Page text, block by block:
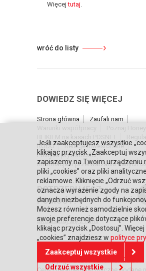
Więcejtutaj.
wróć do listy
DOWIEDZ SIĘ WIĘCEJ
Strona główna
Zaufali nam
RODO
Relacje inwestorskie
Polityka prywatności
Informacja o przetwarzaniu danych
POTRZEBUJESZ
POMOCY?
Skontaktuj się z nami
© Copyright 2026 Posnet Polska S.A.
Jeśli zaakceptujesz wszystkie
klikając przycisk „Zaakceptuj
zapiszemy na Twoim urządzeniu
pliki „cookies” oraz pliki
reklamowe. Kliknięcie „Odrzuć
oznacza wyrażenie zgody na
danych niezbędnych do
Możesz również samodzielnie
swoje preferencje dotyczące
klikając przycisk „Dostosuj”.
„cookies” znajdziesz w polityce
Zaakceptuj wszystkie
Odrzuć wszystkie